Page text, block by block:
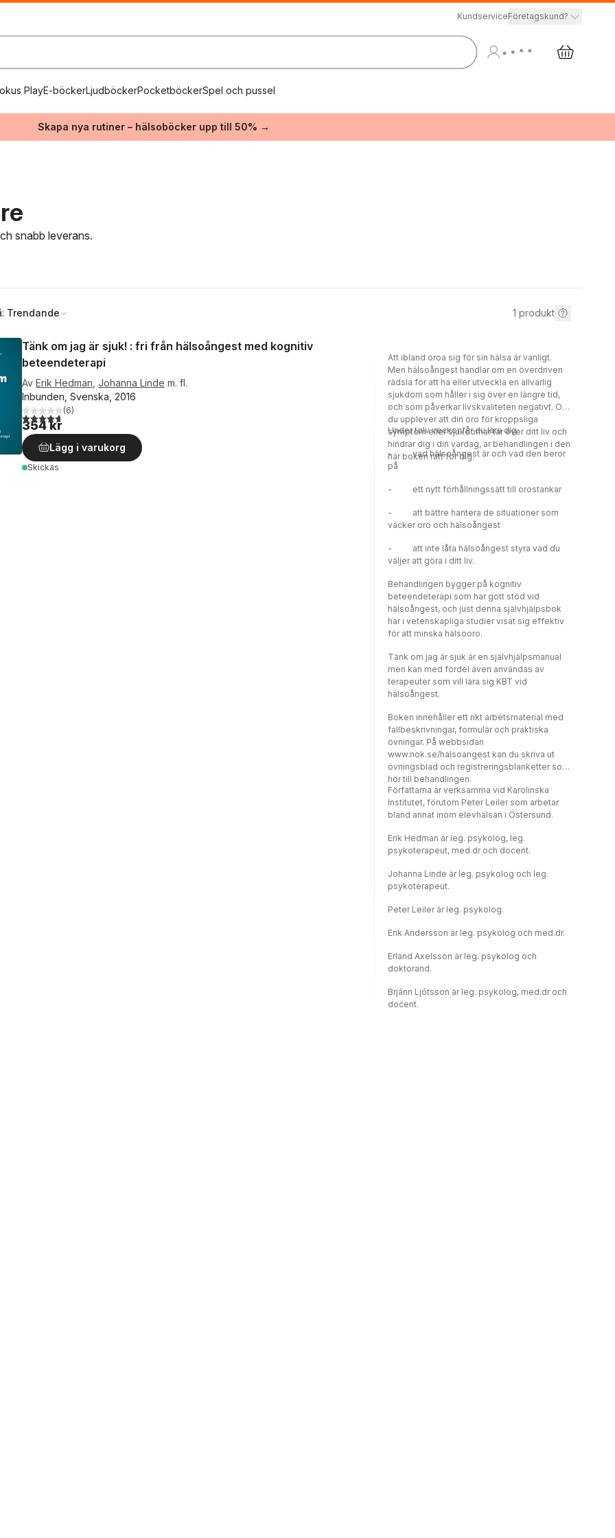
KundserviceFöretagskund?
PlayE-böckerLjudböckerPocketböckerSpel och pussel
Skapa nya rutiner – hälsoböcker upp till 50% →
snabb leverans.
Trendande 1 produkt
Tänk om jag är sjuk! : fri från hälsoångest med kognitiv
beteendeterapi
Av Erik Hedman Johanna Linde m. fl.
Inbunden, Svenska, 2016
4,7utav 5 stjärnor. Totalt antal röster:
(6)
354 kr
Lägg i varukorg
Skickas
Att ibland oroa sig för sin hälsa är vanligt.
Men hälsoångest handlar om en överdriven
rädsla för att ha eller utveckla en allvarlig
sjukdom som håller i sig över en längre tid,
och som påverkar livskvaliteten negativt. Om
du upplever att din oro för kroppsliga
symptom eller sjukdomar tar över ditt liv och
hindrar dig i din vardag, är behandlingen i den
här boken rätt för dig.
Under tolv veckor får du lära dig
- vad hälsoångest är och vad den beror
på
- ett nytt förhållningssätt till orostankar
- att bättre hantera de situationer som
väcker oro och hälsoångest
- att inte låta hälsoångest styra vad du
väljer att göra i ditt liv.
Behandlingen bygger på kognitiv
beteendeterapi som har gott stöd vid
hälsoångest, och just denna självhjälpsbok
har i vetenskapliga studier visat sig effektiv
för att minska hälsooro.
Tänk om jag är sjuk är en självhjälpsmanual
men kan med fördel även användas av
terapeuter som vill lära sig KBT vid
hälsoångest.
Boken innehåller ett rikt arbetsmaterial med
fallbeskrivningar, formulär och praktiska
övningar. På webbsidan
www.nok.se/halsoangest kan du skriva ut
övningsblad och registreringsblanketter som
hör till behandlingen.
Författarna är verksamma vid Karolinska
Institutet, förutom Peter Leiler som arbetar
bland annat inom elevhälsan i Östersund.
Erik Hedman är leg. psykolog, leg.
psykoterapeut, med.dr och docent.
Johanna Linde är leg. psykolog och leg.
psykoterapeut.
Peter Leiler är leg. psykolog.
Erik Andersson är leg. psykolog och med.dr.
Erland Axelsson är leg. psykolog och
doktorand.
Brjánn Ljótsson är leg. psykolog, med.dr och
docent.